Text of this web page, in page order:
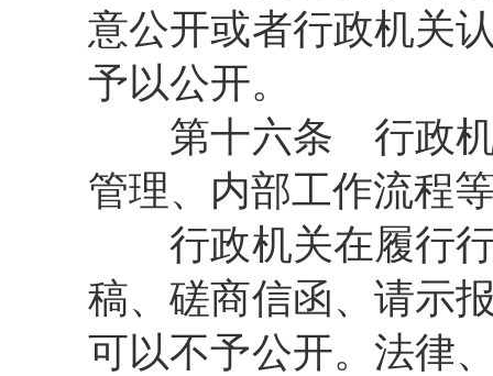
意公开或者行政机关
予以公开。
第十六条 行政机
管理、内部工作流程
行政机关在履行行
稿、磋商信函、请示
可以不予公开。法律